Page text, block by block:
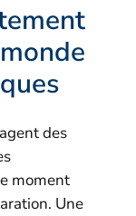
des
moment
Une